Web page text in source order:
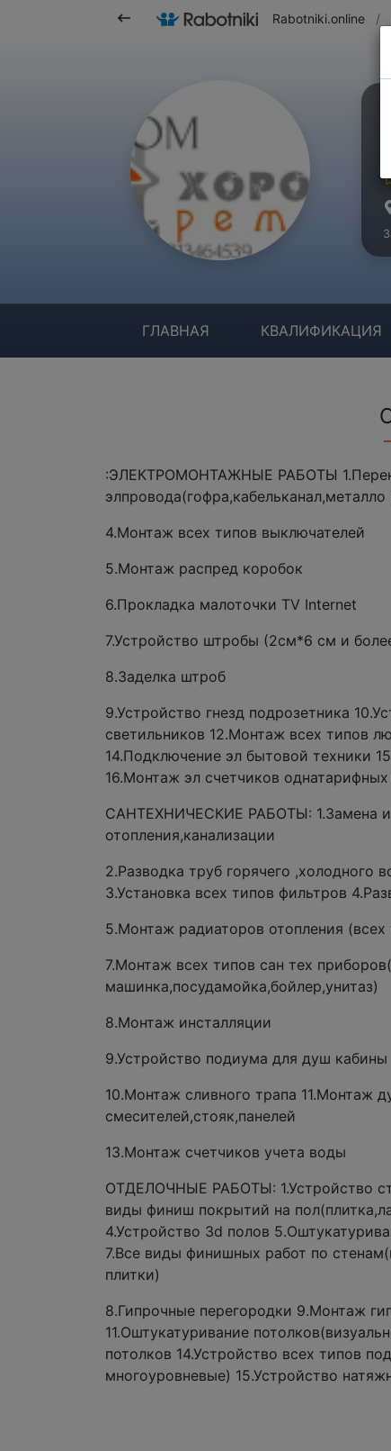
Rabotniki.online /
ГЛАВНАЯ КВАЛИФИКАЦИЯ
:ЭЛЕКТРОМОНТАЖНЫЕ РАБОТЫ
4.Монтаж всех типов выключателей
5.Монтаж распред коробок
6.Прокладка малоточки TV Internet
7.Устройство штробы (2см*6 см и
8.Заделка штроб
9.Устройство гнезд подрозетника
светильников 12.Монтаж всех типов
14.Подключение эл бытовой техники
16.Монтаж эл счетчиков
САНТЕХНИЧЕСКИЕ РАБОТЫ: 1.Замена и
отопления,канализации
2.Разводка труб горячего ,холодного
3.Установка всех типов фильтров
5.Монтаж радиаторов отопления
7.Монтаж всех типов сан тех
машинка,посудамойка,бойлер,унитаз)
8.Монтаж инсталляции
9.Устройство подиума для душ кабины
10.Монтаж сливного трапа 11.Монтаж
смесителей,стояк,панелей
13.Монтаж счетчиков учета воды
ОТДЕЛОЧНЫЕ РАБОТЫ: 1.Устройство
виды финиш покрытий на
4.Устройство 3d полов
7.Все виды финишных работ по
плитки)
8.Гипрочные перегородки 9.Монтаж
11.Оштукатуривание
потолков 14.Устройство всех типов
многоуровневые) 15.Устройство